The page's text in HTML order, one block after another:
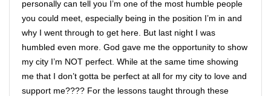
personally can tell you I’m one of the most humble people
you could meet, especially being in the position I’m in and
why I went through to get here. But last night I was
humbled even more. God gave me the opportunity to show
my city I’m NOT perfect. While at the same time showing
me that I don’t gotta be perfect at all for my city to love and
support me???? For the lessons taught through these